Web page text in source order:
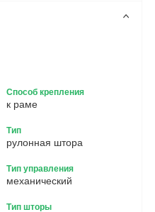
Способ крепления
к раме
Тип
рулонная штора
Тип управления
механический
Тип шторы